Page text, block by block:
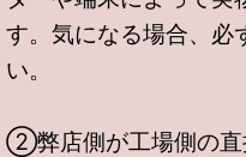
す。気になる場合、必
い。
②弊店側が工場側の直